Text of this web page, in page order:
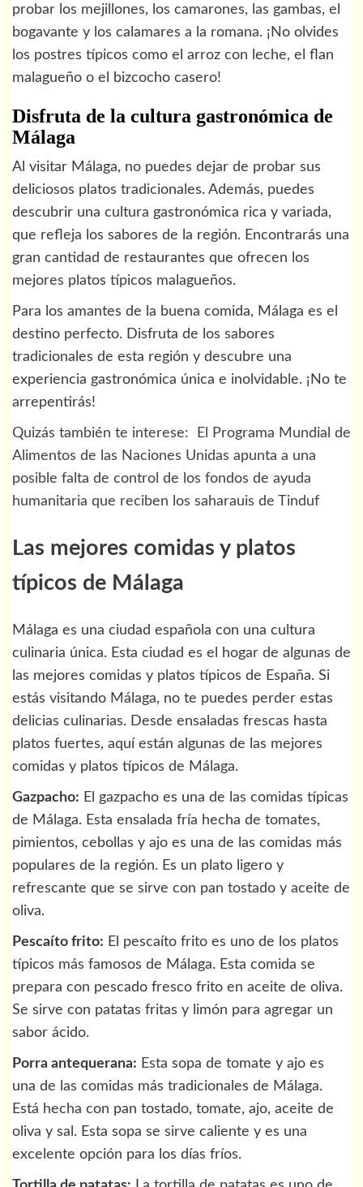
probar los mejillones, los camarones, las gambas, el
bogavante y los calamares a la romana. ¡No olvides
los postres típicos como el arroz con leche, el flan
malagueño o el bizcocho casero!
Disfruta de la cultura gastronómica de
Málaga
Al visitar Málaga, no puedes dejar de probar sus
deliciosos platos tradicionales. Además, puedes
descubrir una cultura gastronómica rica y variada,
que refleja los sabores de la región. Encontrarás una
gran cantidad de restaurantes que ofrecen los
mejores platos típicos malagueños.
Para los amantes de la buena comida, Málaga es el
destino perfecto. Disfruta de los sabores
tradicionales de esta región y descubre una
experiencia gastronómica única e inolvidable. ¡No te
arrepentirás!
Quizás también te interese:
El Programa Mundial de
Alimentos de las Naciones Unidas apunta a una
posible falta de control de los fondos de ayuda
humanitaria que reciben los saharauis de Tinduf
Las mejores comidas y platos
típicos de Málaga
Málaga es una ciudad española con una cultura
culinaria única. Esta ciudad es el hogar de algunas de
las mejores comidas y platos típicos de España. Si
estás visitando Málaga, no te puedes perder estas
delicias culinarias. Desde ensaladas frescas hasta
platos fuertes, aquí están algunas de las mejores
comidas y platos típicos de Málaga.
Gazpacho: El gazpacho es una de las comidas típicas
de Málaga. Esta ensalada fría hecha de tomates,
pimientos, cebollas y ajo es una de las comidas más
populares de la región. Es un plato ligero y
refrescante que se sirve con pan tostado y aceite de
oliva.
Pescaíto frito: El pescaíto frito es uno de los platos
típicos más famosos de Málaga. Esta comida se
prepara con pescado fresco frito en aceite de oliva.
Se sirve con patatas fritas y limón para agregar un
sabor ácido.
Porra antequerana: Esta sopa de tomate y ajo es
una de las comidas más tradicionales de Málaga.
Está hecha con pan tostado, tomate, ajo, aceite de
oliva y sal. Esta sopa se sirve caliente y es una
excelente opción para los días fríos.